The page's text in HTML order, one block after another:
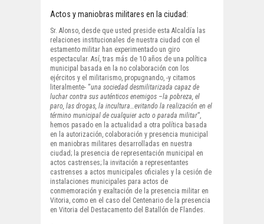
Actos y maniobras militares en la ciudad:
Sr. Alonso, desde que usted preside esta Alcaldía las
relaciones institucionales de nuestra ciudad con el
estamento militar han experimentado un giro
espectacular. Así, tras más de 10 años de una política
municipal basada en la no colaboración con los
ejércitos y el militarismo, propugnando, -y citamos
literalmente- “una sociedad desmilitarizada capaz de
luchar contra sus auténticos enemigos –la pobreza, el
paro, las drogas, la incultura…evitando la realización en el
término municipal de cualquier acto o parada militar”,
hemos pasado en la actualidad a otra política basada
en la autorización, colaboración y presencia municipal
en maniobras militares desarrolladas en nuestra
ciudad; la presencia de representación municipal en
actos castrenses; la invitación a representantes
castrenses a actos municipales oficiales y la cesión de
instalaciones municipales para actos de
conmemoración y exaltación de la presencia militar en
Vitoria, como en el caso del Centenario de la presencia
en Vitoria del Destacamento del Batallón de Flandes.